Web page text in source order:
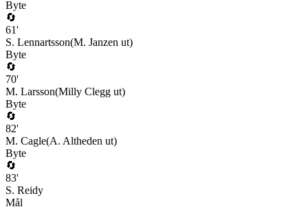
Byte
🔄
61'
S. Lennartsson(M. Janzen ut)
Byte
🔄
70'
M. Larsson(Milly Clegg ut)
Byte
🔄
82'
M. Cagle(A. Altheden ut)
Byte
🔄
83'
S. Reidy
Mål